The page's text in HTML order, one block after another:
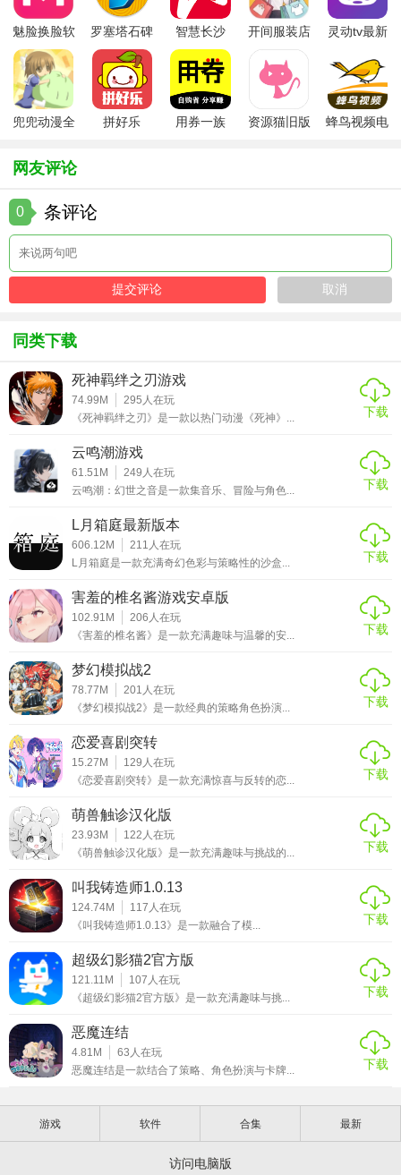
送给你哦，包括专属坐骑，都在等你来领，和你的坐骑一起
去迎接各种挑战，在战斗的时候还能助你一臂之力，超级炫
酷的哦。喜欢的玩家赶紧来下载吧！
魅脸换脸软
件
罗塞塔石碑
安卓版
智慧长沙
app
开间服装店
灵动tv最新
兜兜动漫全
拼好乐 用券一族 资源猫旧版
蜂鸟视频电
网友评论
0 条评论
同类下载
死神羁绊之刃游戏
74.99M 295 人在玩
《死神羁绊之刃》是一款以热门动漫《死神》...
下载
云鸣潮游戏
61.51M 249 人在玩
云鸣潮：幻世之音是一款集音乐、冒险与角色...
下载
L月箱庭最新版本
606.12M 211 人在玩
L月箱庭是一款充满奇幻色彩与策略性的沙盒...
下载
害羞的椎名酱游戏安卓版
102.91M 206 人在玩
《害羞的椎名酱》是一款充满趣味与温馨的安...
下载
梦幻模拟战2
78.77M 201 人在玩
《梦幻模拟战2》是一款经典的策略角色扮演...
下载
恋爱喜剧突转
15.27M 129 人在玩
《恋爱喜剧突转》是一款充满惊喜与反转的恋...
下载
萌兽触诊汉化版
23.93M 122 人在玩
《萌兽触诊汉化版》是一款充满趣味与挑战的...
下载
叫我铸造师1.0.13
124.74M 117 人在玩
《叫我铸造师1.0.13》是一款融合了模...
下载
超级幻影猫2官方版
121.11M 107 人在玩
《超级幻影猫2官方版》是一款充满趣味与挑...
下载
恶魔连结
4.81M 63 人在玩
恶魔连结是一款结合了策略、角色扮演与卡牌...
下载
游戏 软件 合集 最新
访问电脑版